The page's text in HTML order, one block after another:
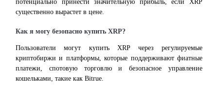
потенциально принести значительную прибыль, если XRP
существенно вырастет в цене.
Как я могу безопасно купить XRP?
Пользователи могут купить XRP через регулируемые
криптобиржи и платформы, которые поддерживают фиатные
платежи, спотовую торговлю и безопасное управление
кошельками, такие как Bitrue.